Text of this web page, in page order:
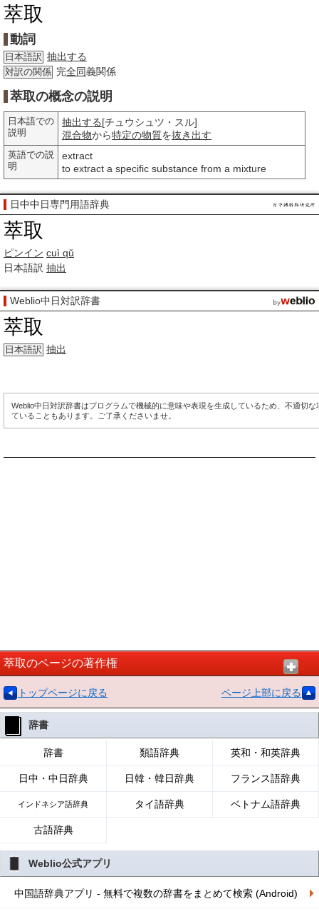
萃取
動詞
日本語訳 抽出する
対訳の関係 完全同義関係
萃取の概念の説明
日本語での
説明
抽出する[チュウシュツ・スル]
混合物から特定の物質を抜き出す
英語での説
明
extract
to extract a specific substance from a mixture
日中中日専門用語辞典
萃取
ピンイン cuì qǔ
日本語訳 抽出
Weblio中日対訳辞書
萃取
日本語訳 抽出
Weblio中日対訳辞書はプログラムで機械的に意味や表現を生成しているため、不適切な
ていることもあります。ご了承くださいませ。
萃取のページの著作権
トップページに戻る ページ上部に戻る
辞書
辞書 類語辞典 英和・和英辞典
日中・中日辞典 日韓・韓日辞典 フランス語辞典
インドネシア語辞典 タイ語辞典 ベトナム語辞典
古語辞典
Weblio公式アプリ
中国語辞典アプリ - 無料で複数の辞書をまとめて検索 (Android)